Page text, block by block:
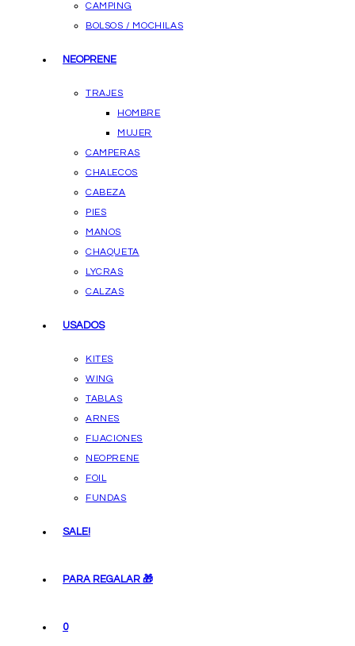
CAMPING
BOLSOS / MOCHILAS
NEOPRENE
TRAJES
HOMBRE
MUJER
CAMPERAS
CHALECOS
CABEZA
PIES
MANOS
CHAQUETA
LYCRAS
CALZAS
USADOS
KITES
WING
TABLAS
ARNES
FIJACIONES
NEOPRENE
FOIL
FUNDAS
SALE!
PARA REGALAR 🎁
0